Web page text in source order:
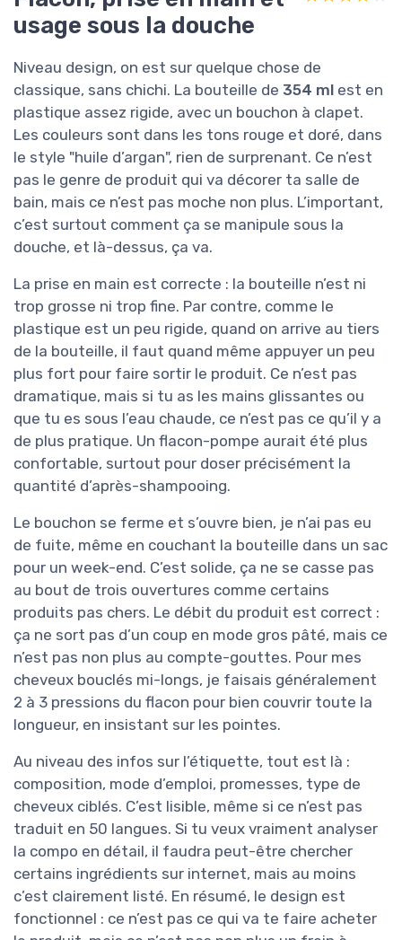
usage sous la douche
Niveau design, on est sur quelque chose de
classique, sans chichi. La bouteille de 354 ml est en
plastique assez rigide, avec un bouchon à clapet.
Les couleurs sont dans les tons rouge et doré, dans
le style "huile d’argan", rien de surprenant. Ce n’est
pas le genre de produit qui va décorer ta salle de
bain, mais ce n’est pas moche non plus. L’important,
c’est surtout comment ça se manipule sous la
douche, et là-dessus, ça va.
La prise en main est correcte : la bouteille n’est ni
trop grosse ni trop fine. Par contre, comme le
plastique est un peu rigide, quand on arrive au tiers
de la bouteille, il faut quand même appuyer un peu
plus fort pour faire sortir le produit. Ce n’est pas
dramatique, mais si tu as les mains glissantes ou
que tu es sous l’eau chaude, ce n’est pas ce qu’il y a
de plus pratique. Un flacon-pompe aurait été plus
confortable, surtout pour doser précisément la
quantité d’après-shampooing.
Le bouchon se ferme et s’ouvre bien, je n’ai pas eu
de fuite, même en couchant la bouteille dans un sac
pour un week-end. C’est solide, ça ne se casse pas
au bout de trois ouvertures comme certains
produits pas chers. Le débit du produit est correct :
ça ne sort pas d’un coup en mode gros pâté, mais ce
n’est pas non plus au compte-gouttes. Pour mes
cheveux bouclés mi-longs, je faisais généralement
2 à 3 pressions du flacon pour bien couvrir toute la
longueur, en insistant sur les pointes.
Au niveau des infos sur l’étiquette, tout est là :
composition, mode d’emploi, promesses, type de
cheveux ciblés. C’est lisible, même si ce n’est pas
traduit en 50 langues. Si tu veux vraiment analyser
la compo en détail, il faudra peut-être chercher
certains ingrédients sur internet, mais au moins
c’est clairement listé. En résumé, le design est
fonctionnel : ce n’est pas ce qui va te faire acheter